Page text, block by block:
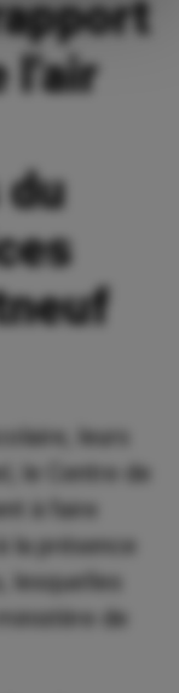
l'air
leurs
le Centre de
à faire
la présence
lesquelles
de